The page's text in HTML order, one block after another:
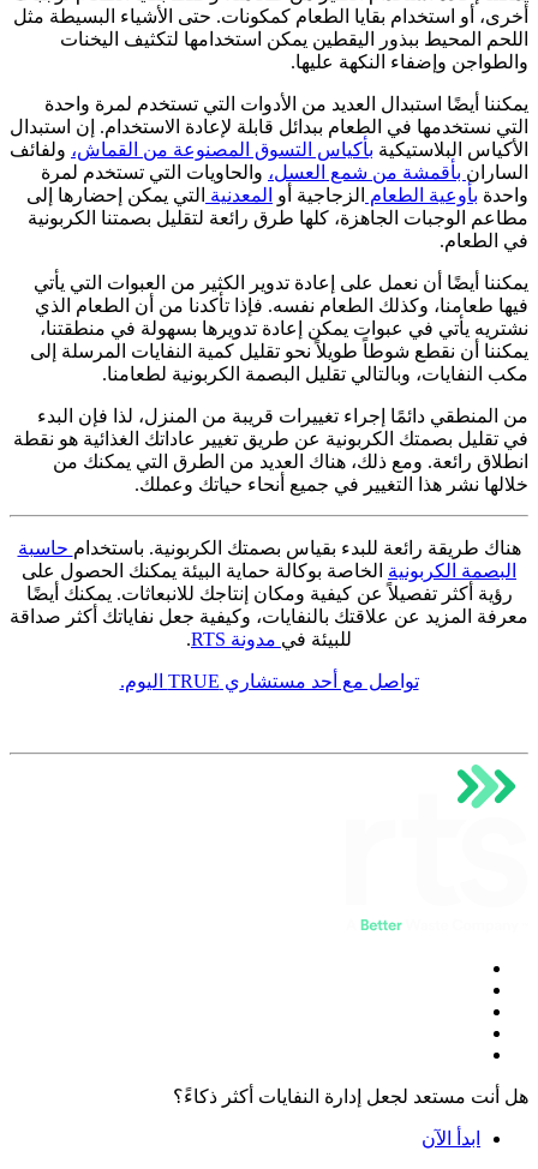
أخرى، أو استخدام بقايا الطعام كمكونات. حتى الأشياء البسيطة مثل
اللحم المحيط ببذور اليقطين يمكن استخدامها لتكثيف اليخنات
والطواجن وإضفاء النكهة عليها.
يمكننا أيضًا استبدال العديد من الأدوات التي تستخدم لمرة واحدة
التي نستخدمها في الطعام ببدائل قابلة لإعادة الاستخدام. إن استبدال
الأكياس البلاستيكية بأكياس التسوق المصنوعة من القماش، ولفائف
الساران بأقمشة من شمع العسل، والحاويات التي تستخدم لمرة
واحدة بأوعية الطعام الزجاجية أو المعدنية التي يمكن إحضارها إلى
مطاعم الوجبات الجاهزة، كلها طرق رائعة لتقليل بصمتنا الكربونية
في الطعام.
يمكننا أيضًا أن نعمل على إعادة تدوير الكثير من العبوات التي يأتي
فيها طعامنا، وكذلك الطعام نفسه. فإذا تأكدنا من أن الطعام الذي
نشتريه يأتي في عبوات يمكن إعادة تدويرها بسهولة في منطقتنا،
يمكننا أن نقطع شوطاً طويلاً نحو تقليل كمية النفايات المرسلة إلى
مكب النفايات، وبالتالي تقليل البصمة الكربونية لطعامنا.
من المنطقي دائمًا إجراء تغييرات قريبة من المنزل، لذا فإن البدء
في تقليل بصمتك الكربونية عن طريق تغيير عاداتك الغذائية هو نقطة
انطلاق رائعة. ومع ذلك، هناك العديد من الطرق التي يمكنك من
خلالها نشر هذا التغيير في جميع أنحاء حياتك وعملك.
هناك طريقة رائعة للبدء بقياس بصمتك الكربونية. باستخدام حاسبة
البصمة الكربونية الخاصة بوكالة حماية البيئة يمكنك الحصول على
رؤية أكثر تفصيلاً عن كيفية ومكان إنتاجك للانبعاثات. يمكنك أيضًا
معرفة المزيد عن علاقتك بالنفايات، وكيفية جعل نفاياتك أكثر صداقة
للبيئة في مدونة RTS .
تواصل مع أحد مستشاري TRUE اليوم.
هل أنت مستعد لجعل إدارة النفايات أكثر ذكاءً؟
ابدأ الآن